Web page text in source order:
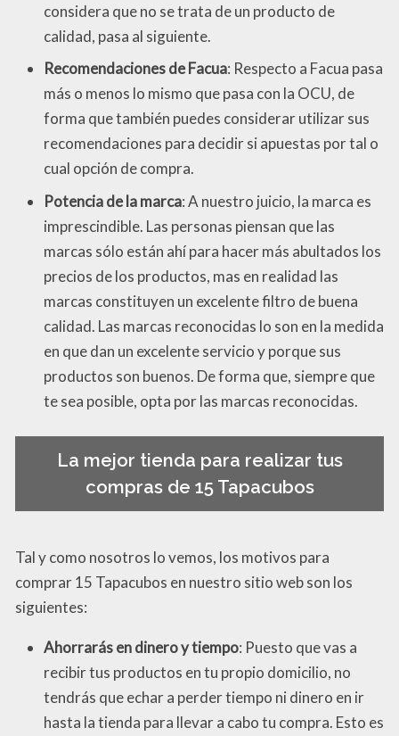
considera que no se trata de un producto de
calidad, pasa al siguiente.
Recomendaciones de Facua: Respecto a Facua pasa
más o menos lo mismo que pasa con la OCU, de
forma que también puedes considerar utilizar sus
recomendaciones para decidir si apuestas por tal o
cual opción de compra.
Potencia de la marca: A nuestro juicio, la marca es
imprescindible. Las personas piensan que las
marcas sólo están ahí para hacer más abultados los
precios de los productos, mas en realidad las
marcas constituyen un excelente filtro de buena
calidad. Las marcas reconocidas lo son en la medida
en que dan un excelente servicio y porque sus
productos son buenos. De forma que, siempre que
te sea posible, opta por las marcas reconocidas.
La mejor tienda para realizar tus
compras de 15 Tapacubos
Tal y como nosotros lo vemos, los motivos para
comprar 15 Tapacubos en nuestro sitio web son los
siguientes:
Ahorrarás en dinero y tiempo: Puesto que vas a
recibir tus productos en tu propio domicilio, no
tendrás que echar a perder tiempo ni dinero en ir
hasta la tienda para llevar a cabo tu compra. Esto es